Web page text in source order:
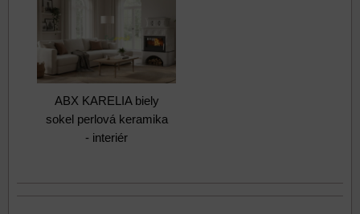
ABX KARELIA biely
sokel perlová keramika
- interiér